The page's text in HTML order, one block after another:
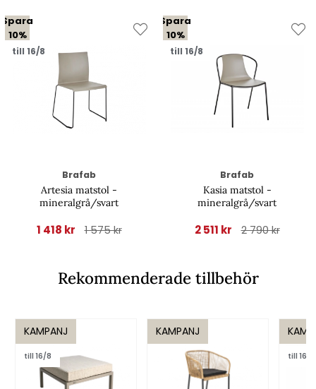
Spara
10%
till 16/8
Brafab
Artesia matstol -
mineralgrå/svart
1 418 kr 1 575 kr
Spara
10%
till 16/8
Brafab
Kasia matstol -
mineralgrå/svart
2 511 kr 2 790 kr
Rekommenderade tillbehör
KAMPANJ
till 16/8
KAMPANJ
till 16/8